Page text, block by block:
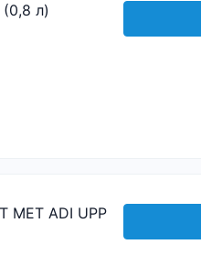
(0,8 л)
MET ADI UPP